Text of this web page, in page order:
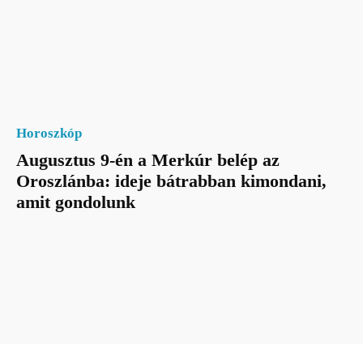
Horoszkóp
Augusztus 9-én a Merkúr belép az
Oroszlánba: ideje bátrabban kimondani,
amit gondolunk